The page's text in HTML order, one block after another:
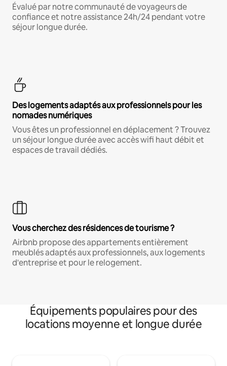
Évalué par notre communauté de voyageurs de
confiance et notre assistance 24h/24 pendant votre
séjour longue durée.
Des logements adaptés aux professionnels pour les
nomades numériques
Vous êtes un professionnel en déplacement ? Trouvez
un séjour longue durée avec accès wifi haut débit et
espaces de travail dédiés.
Vous cherchez des résidences de tourisme ?
Airbnb propose des appartements entièrement
meublés adaptés aux professionnels, aux logements
d'entreprise et pour le relogement.
Équipements populaires pour des
locations moyenne et longue durée